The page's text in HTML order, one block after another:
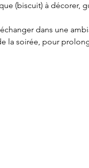
(biscuit) à décorer,
dans une
la soirée, pour